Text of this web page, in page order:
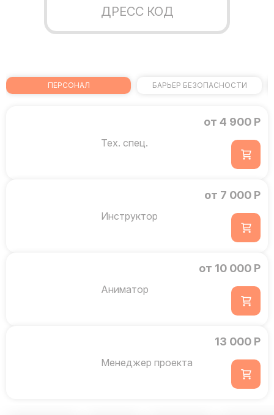
ДРЕСС КОД
ПЕРСОНАЛ БАРЬЕР БЕЗОПАСНОСТИ
Тех. спец.
от 4 900 Р
Инструктор
от 7 000 Р
Аниматор
от 10 000 Р
Менеджер проекта
13 000 Р